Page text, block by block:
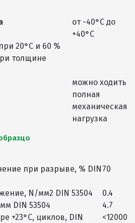
от -40°С до
+40°С
20°С и 60 %
толщине
можно ходить
полная
механическая
нагрузка
при разрыве, % DIN 70
N/мм2 DIN 53504
0.4
DIN 53504
4.7
+23°С, циклов, DIN
<12000